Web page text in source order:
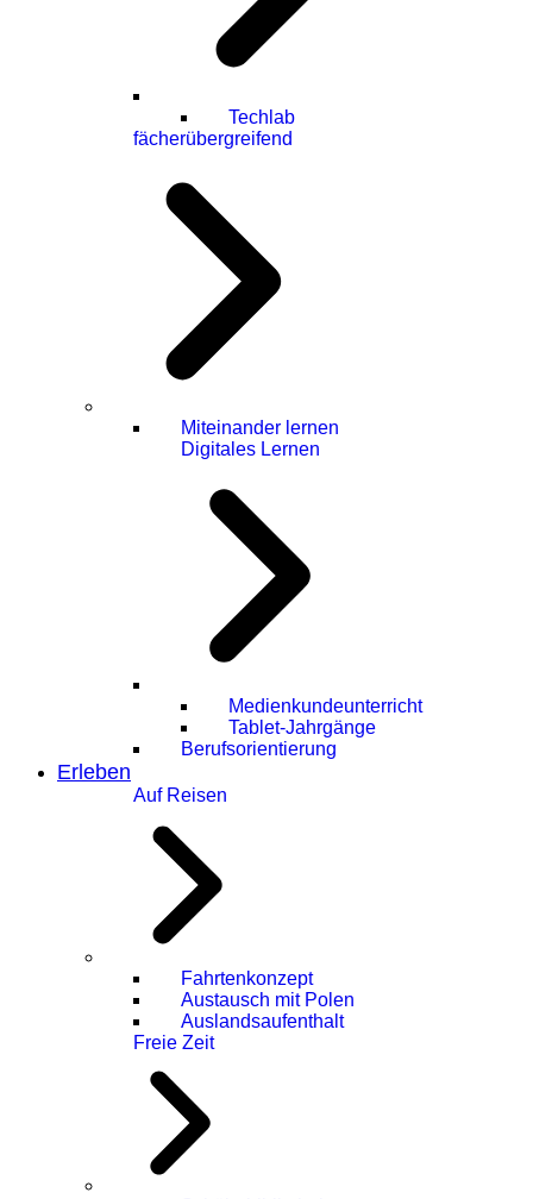
Techlab
fächerübergreifend
Miteinander lernen
Digitales Lernen
Medienkundeunterricht
Tablet-Jahrgänge
Berufsorientierung
Erleben
Auf Reisen
Fahrtenkonzept
Austausch mit Polen
Auslandsaufenthalt
Freie Zeit